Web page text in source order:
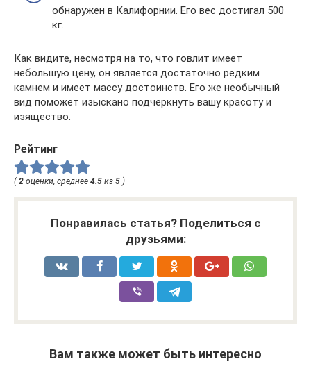
обнаружен в Калифорнии. Его вес достигал 500
кг.
Как видите, несмотря на то, что говлит имеет
небольшую цену, он является достаточно редким
камнем и имеет массу достоинств. Его же необычный
вид поможет изыскано подчеркнуть вашу красоту и
изящество.
Рейтинг
( 2 оценки, среднее 4.5 из 5 )
Понравилась статья? Поделиться с
друзьями:
Вам также может быть интересно